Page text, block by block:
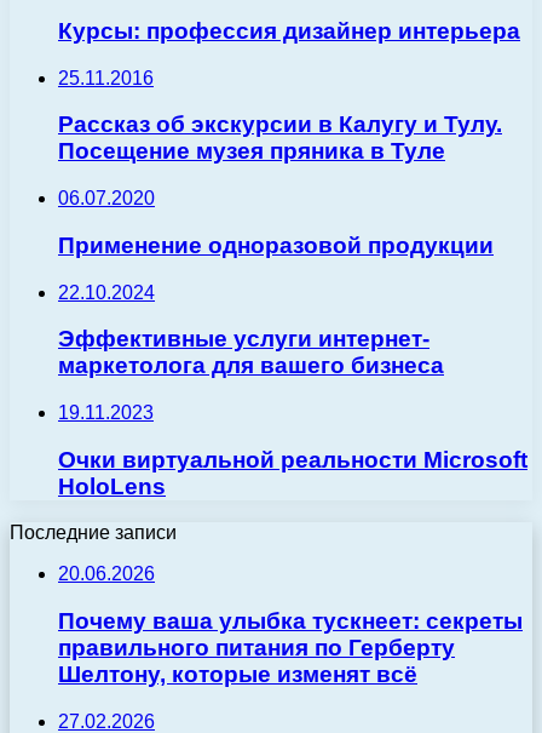
Курсы: профессия дизайнер интерьера
25.11.2016
Рассказ об экскурсии в Калугу и Тулу.
Посещение музея пряника в Туле
06.07.2020
Применение одноразовой продукции
22.10.2024
Эффективные услуги интернет-
маркетолога для вашего бизнеса
19.11.2023
Очки виртуальной реальности Microsoft
HoloLens
Последние записи
20.06.2026
Почему ваша улыбка тускнеет: секреты
правильного питания по Герберту
Шелтону, которые изменят всё
27.02.2026